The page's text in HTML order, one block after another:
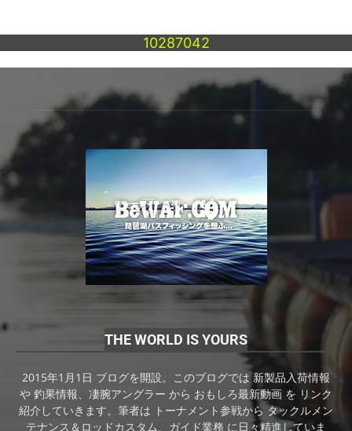
10287042
THE WORLD IS YOURS
2015年1月1日 ブログを開設。このブログでは 新製品入荷情報
や 釣果情報、凄腕アングラー から おもしろ最新動画 を リンク
紹介していきます。筆者は トーナメント参戦から タックルメン
テナンス＆ロッドカスタム、ガイド業務 に日々精進していま